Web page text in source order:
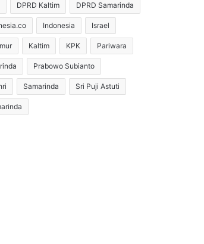
DPRD Kaltim DPRD Samarinda
Indonesia Israel
Kaltim KPK Pariwara
Prabowo Subianto
Samarinda Sri Puji Astuti